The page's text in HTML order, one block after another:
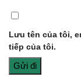
Lưu tên của tôi,
tiếp của tôi.